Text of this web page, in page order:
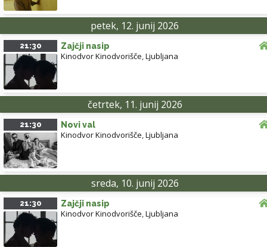
petek, 12. junij 2026
21:30 Zajčji nasip
Kinodvor Kinodvorišče,Ljubljana
četrtek, 11. junij 2026
21:30 Novi val
Kinodvor Kinodvorišče,Ljubljana
sreda, 10. junij 2026
21:30 Zajčji nasip
Kinodvor Kinodvorišče,Ljubljana